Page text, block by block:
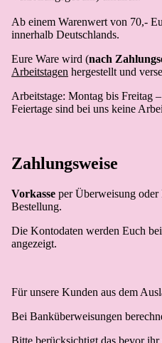
Ab einem Warenwert von 70,-
innerhalb Deutschlands.
Eure Ware wird (nach
Arbeitstagen hergestellt und
Arbeitstage: Montag bis Freitag
Feiertage sind bei uns keine
Zahlungsweise
Vorkasse per Überweisung oder
Bestellung.
Die Kontodaten werden Euch
angezeigt.
Für unsere Kunden aus dem
Bei Banküberweisungen
Bitte berücksichtigt das bevor